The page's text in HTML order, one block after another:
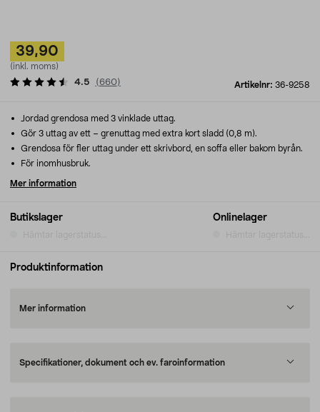
39,90
(inkl. moms)
Artikelnr: 36-9258
4.5 (660)
Butikslager Onlinelager
Jordad grendosa med 3 vinklade uttag.
Gör 3 uttag av ett – grenuttag med extra kort sladd (0,8 m).
Grendosa för fler uttag under ett skrivbord, en soffa eller bakom byrån.
För inomhusbruk.
Mer information
Produktinformation
Mer information
Specifikationer, dokument och ev. faroinformation